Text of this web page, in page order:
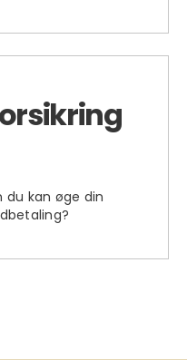
du kan øge din